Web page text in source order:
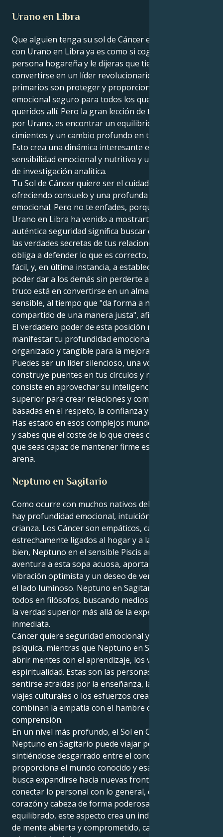
Urano en Libra
Que alguien tenga su sol de Cáncer en cuadratura
con Urano en Libra ya es como si cogieras a una
persona hogareña y le dijeras que tiene que
convertirse en un líder revolucionario. Tus instintos
primarios son proteger y proporcionar un santuario
emocional seguro para todos los que se sientan
queridos allí. Pero la gran lección de tu vida, traída
por Urano, es encontrar un equilibrio, unos
cimientos y un cambio profundo en tus relaciones.
Esto crea una dinámica interesante entre tu
sensibilidad emocional y nutritiva y un fuerte deseo
de investigación analítica.
Tu Sol de Cáncer quiere ser el cuidador discreto,
ofreciendo consuelo y una profunda conexión
emocional. Pero no te enfades, porque entonces
Urano en Libra ha venido a mostrarte que la
auténtica seguridad significa buscar continuamente
las verdades secretas de tus relaciones de frente. Te
obliga a defender lo que es correcto, aunque no sea
fácil, y, en última instancia, a establecer límites para
poder dar a los demás sin perderte a ti mismo. El
truco está en convertirse en un alma empática y
sensible, al tiempo que "da forma a nuestro mundo
compartido de una manera justa", afirma.
El verdadero poder de esta posición reside en
manifestar tu profundidad emocional en algo
organizado y tangible para la mejora de los demás.
Puedes ser un líder silencioso, una voz fuerte que
construye puentes en tus círculos y más allá. Su tarea
consiste en aprovechar su inteligencia emocional
superior para crear relaciones y comunidades
basadas en el respeto, la confianza y la seguridad.
Has estado en esos complejos mundos emocionales
y sabes que el coste de lo que crees correcto... hace
que seas capaz de mantener firme esa línea en la
arena.
Neptuno en Sagitario
Como ocurre con muchos nativos del Sol de Cáncer,
hay profundidad emocional, intuición e instinto de
crianza. Los Cáncer son empáticos, cariñosos y están
estrechamente ligados al hogar y a la familia. Pues
bien, Neptuno en el sensible Piscis añade un poco de
aventura a esta sopa acuosa, aportando una
vibración optimista y un deseo de ver las cosas desde
el lado luminoso. Neptuno en Sagitario convierte a
todos en filósofos, buscando medios para encontrar
la verdad superior más allá de la experiencia
inmediata.
Cáncer quiere seguridad emocional y una conexión
psíquica, mientras que Neptuno en Sagitario quiere
abrir mentes con el aprendizaje, los viajes o la
espiritualidad. Estas son las personas que pueden
sentirse atraídas por la enseñanza, la escritura, los
viajes culturales o los esfuerzos creativos que
combinan la empatía con el hambre de experiencia y
comprensión.
En un nivel más profundo, el Sol en Cáncer con
Neptuno en Sagitario puede viajar por la vida
sintiéndose desgarrado entre el conocimiento que
proporciona el mundo conocido y esa percepción que
busca expandirse hacia nuevas fronteras. Pueden
conectar lo personal con lo general, combinando
corazón y cabeza de forma poderosa. Cuando está
equilibrado, este aspecto crea un individuo cariñoso,
de mente abierta y comprometido, capaz de sostener